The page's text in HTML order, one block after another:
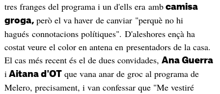
tres franges del programa i un d'ells era ambcamisa
groga, però el va haver de canviar "perquè no hi
hagués connotacions polítiques". D'aleshores ençà ha
costat veure el color en antena en presentadors de la casa.
El cas més recent és el de dues convidades, Ana Guerra
i Aitana d'OTque vana anar de groc al programa de
Melero, precisament, i van confessar que "Me vestiré